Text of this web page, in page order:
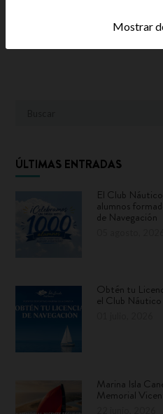
ÚLTIMAS ENTRADAS
El Club
alumnos
de Navegación
Obtén tu
el Club Náutico
Marina Isla
Memorial
Mostrar